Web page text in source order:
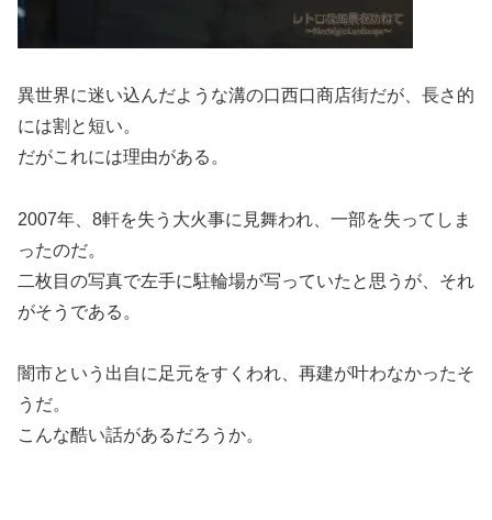
異世界に迷い込んだような溝の口西口商店街だが、長さ的
には割と短い。
だがこれには理由がある。
2007年、8軒を失う大火事に見舞われ、一部を失ってしま
ったのだ。
二枚目の写真で左手に駐輪場が写っていたと思うが、それ
がそうである。
闇市という出自に足元をすくわれ、再建が叶わなかったそ
うだ。
こんな酷い話があるだろうか。